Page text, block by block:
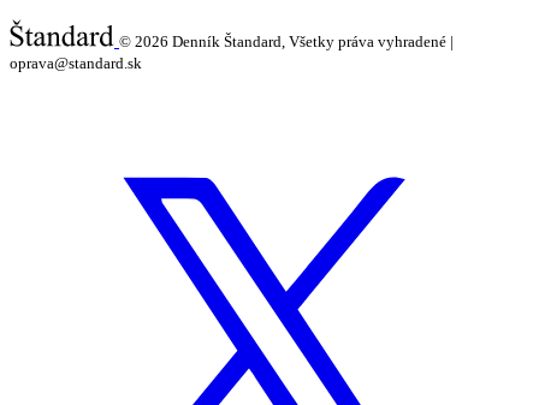
© 2026 Denník Štandard, Všetky práva vyhradené |
oprava@standard.sk